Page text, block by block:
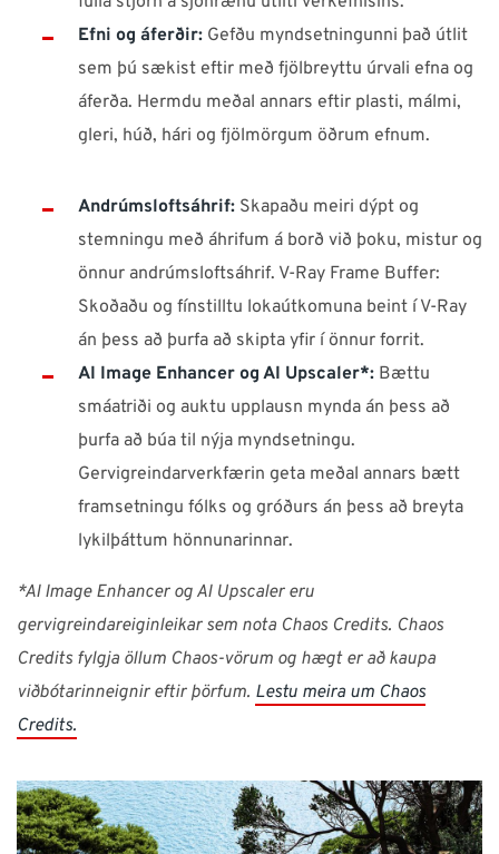
Efni og áferðir: Gefðu myndsetningunni það útlit
sem þú sækist eftir með fjölbreyttu úrvali efna og
áferða. Hermdu meðal annars eftir plasti, málmi,
gleri, húð, hári og fjölmörgum öðrum efnum.
Andrúmsloftsáhrif: Skapaðu meiri dýpt og
stemningu með áhrifum á borð við þoku, mistur og
önnur andrúmsloftsáhrif. V-Ray Frame Buffer:
Skoðaðu og fínstilltu lokaútkomuna beint í V-Ray
án þess að þurfa að skipta yfir í önnur forrit.
AI Image Enhancer og AI Upscaler*: Bættu
smáatriði og auktu upplausn mynda án þess að
þurfa að búa til nýja myndsetningu.
Gervigreindarverkfærin geta meðal annars bætt
framsetningu fólks og gróðurs án þess að breyta
lykilþáttum hönnunarinnar.
*AI Image Enhancer og AI Upscaler eru
gervigreindareiginleikar sem nota Chaos Credits. Chaos
Credits fylgja öllum Chaos-vörum og hægt er að kaupa
viðbótarinneignir eftir þörfum. Lestu meira um Chaos
Credits.